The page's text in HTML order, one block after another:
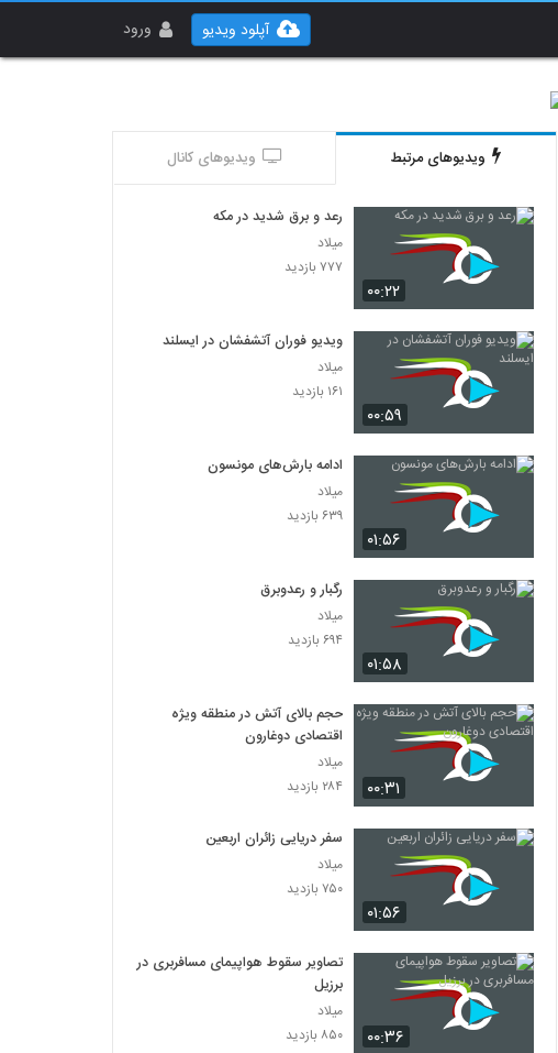
ورود آپلود ویدیو
ویدیوهای مرتبط ویدیوهای کانال
۰۰:۲۲
رعد و برق شدید در مکه
میلاد
۷۷۷ بازدید
۰۰:۵۹
ویدیو فوران آتشفشان در ایسلند
میلاد
۱۶۱ بازدید
۰۱:۵۶
ادامه بارش‌های مونسون
میلاد
۶۳۹ بازدید
۰۱:۵۸
رگبار و رعدوبرق
میلاد
۶۹۴ بازدید
۰۰:۳۱
حجم بالای آتش در منطقه ویژه
اقتصادی دوغارون
میلاد
۲۸۴ بازدید
۰۱:۵۶
سفر دریایی زائران اربعین
میلاد
۷۵۰ بازدید
۰۰:۳۶
تصاویر سقوط هواپیمای مسافربری در
برزیل
میلاد
۸۵۰ بازدید